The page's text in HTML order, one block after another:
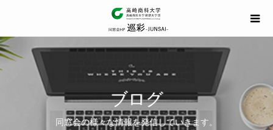
ブログ
同窓会の様々な情報を発信していきます。